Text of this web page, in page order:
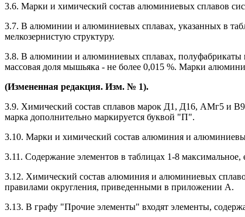
3.6. Марки и химический состав алюминиевых сплавов
3.7. В алюминии и алюминиевых сплавах, указанных в
мелкозернистую структуру.
3.8. В алюминии и алюминиевых сплавах, полуфабрикаты
массовая доля мышьяка - не более 0,015 %. Марки
(Измененная редакция. Изм. № 1).
3.9. Химический состав сплавов марок Д1, Д16, АМг5 и
марка дополнительно маркируется буквой "П".
3.10. Марки и химический состав алюминия и
3.11. Содержание элементов в таблицах 1-8 максимальное,
3.12. Химический состав алюминия и алюминиевых
правилами округления, приведенными в приложении А.
3.13. В графу "Прочие элементы" входят элементы,